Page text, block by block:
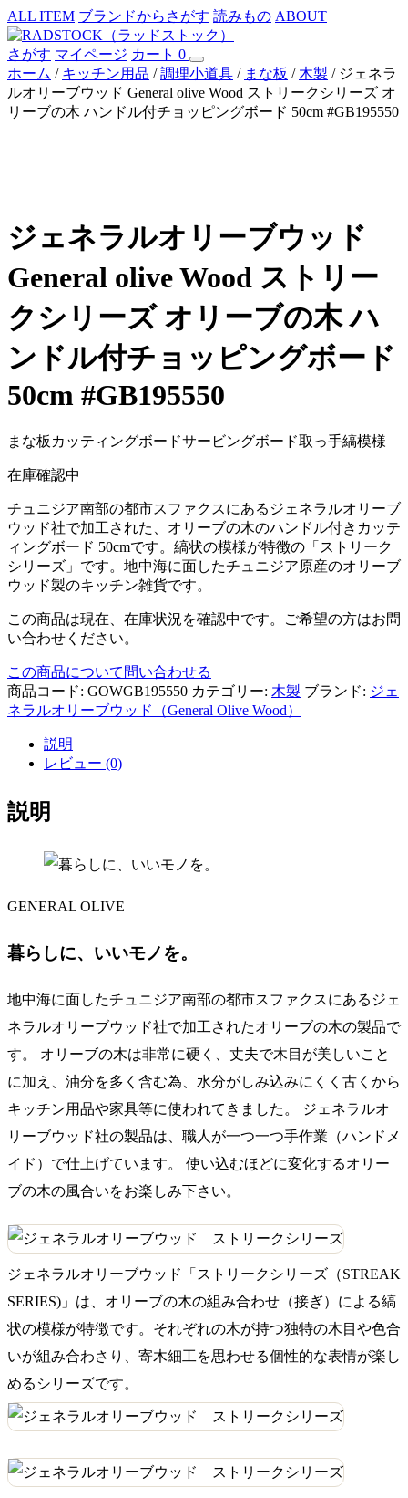
ALL ITEM ブランドからさがす 読みもの ABOUT
さがす マイページ カート 0
ホーム / キッチン用品 /調理小道具 / まな板 / 木製 / ジェネラ
ルオリーブウッド General olive Wood ストリークシリーズ オ
リーブの木 ハンドル付チョッピングボード 50cm #GB195550
ジェネラルオリーブウッド
General olive Wood ストリー
クシリーズ オリーブの木 ハ
ンドル付チョッピングボード
50cm #GB195550
まな板 カッティングボードサービングボード取っ手縞模様
在庫確認中
チュニジア南部の都市スファクスにあるジェネラルオリーブ
ウッド社で加工された、オリーブの木のハンドル付きカッテ
ィングボード 50cmです。縞状の模様が特徴の「ストリーク
シリーズ」です。地中海に面したチュニジア原産のオリーブ
ウッド製のキッチン雑貨です。
この商品は現在、在庫状況を確認中です。ご希望の方はお問
い合わせください。
この商品について問い合わせる
商品コード: GOWGB195550 カテゴリー: 木製 ブランド: ジェ
ネラルオリーブウッド（General Olive Wood）
説明
レビュー (0)
説明
GENERAL OLIVE
暮らしに、いいモノを。
地中海に面したチュニジア南部の都市スファクスにあるジェ
ネラルオリーブウッド社で加工されたオリーブの木の製品で
す。 オリーブの木は非常に硬く、丈夫で木目が美しいこと
に加え、油分を多く含む為、水分がしみ込みにくく古くから
キッチン用品や家具等に使われてきました。 ジェネラルオ
リーブウッド社の製品は、職人が一つ一つ手作業（ハンドメ
イド）で仕上げています。 使い込むほどに変化するオリー
ブの木の風合いをお楽しみ下さい。
ジェネラルオリーブウッド「ストリークシリーズ（STREAK
SERIES)」は、オリーブの木の組み合わせ（接ぎ）による縞
状の模様が特徴です。それぞれの木が持つ独特の木目や色合
いが組み合わさり、寄木細工を思わせる個性的な表情が楽し
めるシリーズです。